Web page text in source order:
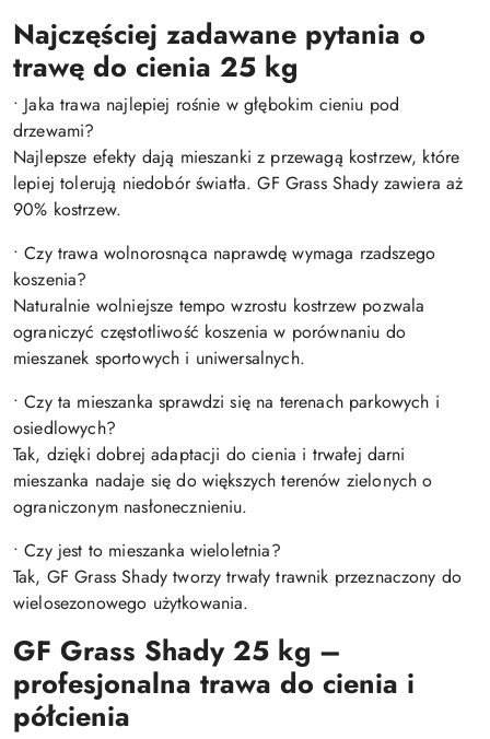
Najczęściej zadawane pytania o
trawę do cienia 25 kg
• Jaka trawa najlepiej rośnie w głębokim cieniu pod
drzewami?
Najlepsze efekty dają mieszanki z przewagą kostrzew, które
lepiej tolerują niedobór światła. GF Grass Shady zawiera aż
90% kostrzew.
• Czy trawa wolnorosnąca naprawdę wymaga rzadszego
koszenia?
Naturalnie wolniejsze tempo wzrostu kostrzew pozwala
ograniczyć częstotliwość koszenia w porównaniu do
mieszanek sportowych i uniwersalnych.
• Czy ta mieszanka sprawdzi się na terenach parkowych i
osiedlowych?
Tak, dzięki dobrej adaptacji do cienia i trwałej darni
mieszanka nadaje się do większych terenów zielonych o
ograniczonym nasłonecznieniu.
• Czy jest to mieszanka wieloletnia?
Tak, GF Grass Shady tworzy trwały trawnik przeznaczony do
wielosezonowego użytkowania.
GF Grass Shady 25 kg –
profesjonalna trawa do cienia i
półcienia